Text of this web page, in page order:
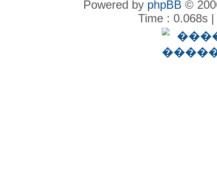
Powered by phpBB ©
Time : 0.068s